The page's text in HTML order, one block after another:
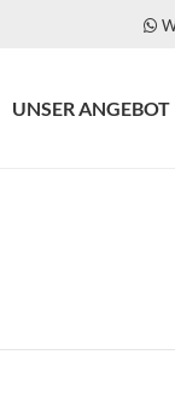
UNSER ANGEBOT